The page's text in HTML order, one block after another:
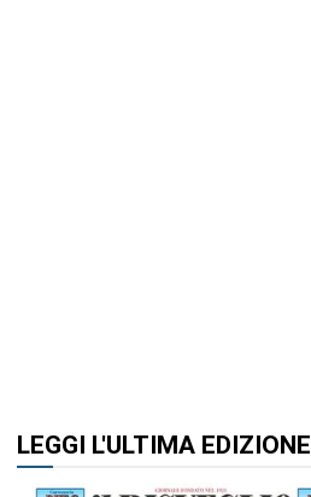
LEGGI L'ULTIMA EDIZIONE